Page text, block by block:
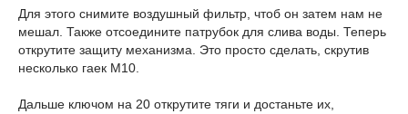
Для этого снимите воздушный фильтр, чтоб он затем нам не
мешал. Также отсоедините патрубок для слива воды. Теперь
открутите защиту механизма. Это просто сделать, скрутив
несколько гаек М10.
Дальше ключом на 20 открутите тяги и достаньте их,